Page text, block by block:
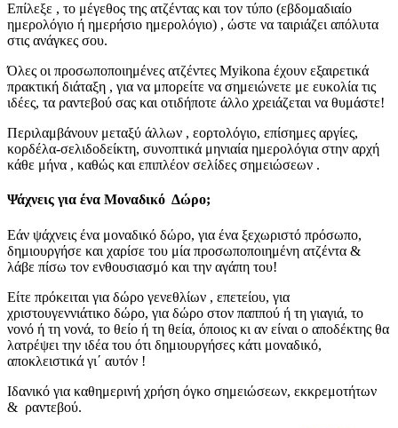
Επίλεξε , το μέγεθος της ατζέντας και τον τύπο (εβδομαδιαίο
ημερολόγιο ή ημερήσιο ημερολόγιο) , ώστε να ταιριάζει απόλυτα
στις ανάγκες σου.
Όλες οι προσωποποιημένες ατζέντες Myikona έχουν εξαιρετικά
πρακτική διάταξη , για να μπορείτε να σημειώνετε με ευκολία τις
ιδέες, τα ραντεβού σας και οτιδήποτε άλλο χρειάζεται να θυμάστε!
Περιλαμβάνουν μεταξύ άλλων , εορτολόγιο, επίσημες αργίες,
κορδέλα-σελιδοδείκτη, συνοπτικά μηνιαία ημερολόγια στην αρχή
κάθε μήνα , καθώς και επιπλέον σελίδες σημειώσεων .
Ψάχνεις για ένα Μοναδικό Δώρο;
Εάν ψάχνεις ένα μοναδικό δώρο, για ένα ξεχωριστό πρόσωπο,
δημιουργήσε και χαρίσε του μία προσωποποιημένη ατζέντα &
λάβε πίσω τον ενθουσιασμό και την αγάπη του!
Είτε πρόκειται για δώρο γενεθλίων , επετείου, για
χριστουγεννιάτικο δώρο, για δώρο στον παππού ή τη γιαγιά, το
νονό ή τη νονά, το θείο ή τη θεία, όποιος κι αν είναι ο αποδέκτης θα
λατρέψει την ιδέα του ότι δημιουργήσες κάτι μοναδικό,
αποκλειστικά γι΄ αυτόν !
Ιδανικό για καθημερινή χρήση όγκο σημειώσεων, εκκρεμοτήτων
& ραντεβού.